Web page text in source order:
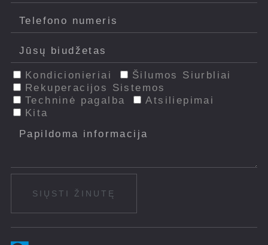
Kondicionieriai
Šilumos Siurbliai
Rekuperacijos Sistemos
Techninė pagalba
Atsiliepimai
Kita
SIŲSTI ŽINUTĘ